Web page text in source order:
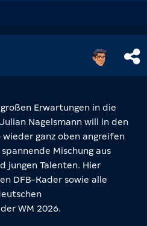
Erwartungen in die
Nagelsmann will in den
wieder ganz oben angreifen
Mischung aus
jungen Talenten. Hier
DFB-Kader sowie alle
WM 2026.